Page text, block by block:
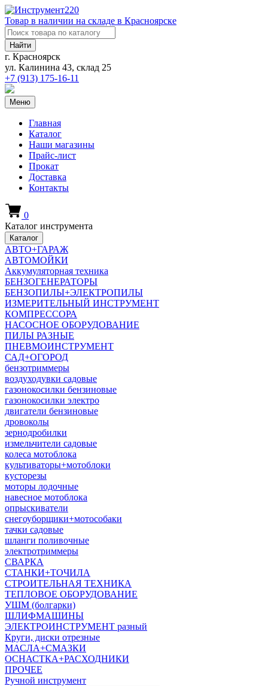
Товар в наличии на складе в Красноярске
Найти
г. Красноярск
ул. Калинина 43, склад 25
+7 (913) 175-16-11
Меню
Главная
Каталог
Наши магазины
Прайс-лист
Прокат
Доставка
Контакты
0
Каталог инструмента
Каталог
АВТО+ГАРАЖ
АВТОМОЙКИ
Аккумуляторная техника
БЕНЗОГЕНЕРАТОРЫ
БЕНЗОПИЛЫ+ЭЛЕКТРОПИЛЫ
ИЗМЕРИТЕЛЬНЫЙ ИНСТРУМЕНТ
КОМПРЕССОРА
НАСОСНОЕ ОБОРУДОВАНИЕ
ПИЛЫ РАЗНЫЕ
ПНЕВМОИНСТРУМЕНТ
САД+ОГОРОД
бензотриммеры
воздуходувки садовые
газонокосилки бензиновые
газонокосилки электро
двигатели бензиновые
дровоколы
зернодробилки
измельчители садовые
колеса мотоблока
культиваторы+мотоблоки
кусторезы
моторы лодочные
навесное мотоблока
опрыскиватели
снегоуборщики+мотособаки
тачки садовые
шланги поливочные
электротриммеры
СВАРКА
СТАНКИ+ТОЧИЛА
СТРОИТЕЛЬНАЯ ТЕХНИКА
ТЕПЛОВОЕ ОБОРУДОВАНИЕ
УШМ (болгарки)
ШЛИФМАШИНЫ
ЭЛЕКТРОИНСТРУМЕНТ разный
Круги, диски отрезные
МАСЛА+СМАЗКИ
ОСНАСТКА+РАСХОДНИКИ
ПРОЧЕЕ
Ручной инструмент